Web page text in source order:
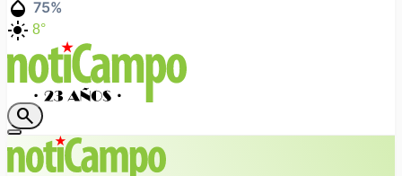
humidity_mid 75%
light_mode 8°
search